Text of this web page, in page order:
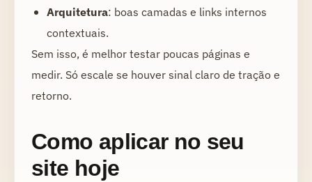
Arquitetura: boas camadas e links internos
contextuais.
Sem isso, é melhor testar poucas páginas e
medir. Só escale se houver sinal claro de tração e
retorno.
Como aplicar no seu
site hoje